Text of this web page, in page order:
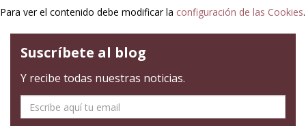
Para ver el contenido debe modificar la configuración de las Cookies.
Suscríbete al blog
Y recibe todas nuestras noticias.
mail